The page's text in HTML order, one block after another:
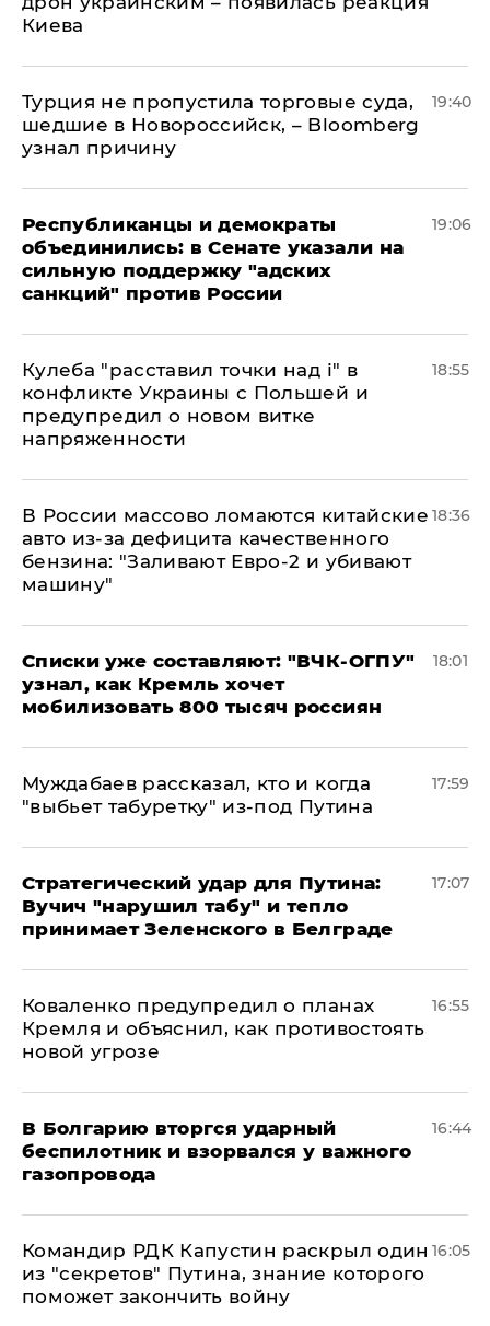
Киева
Турция не пропустила торговые суда,
шедшие в Новороссийск, – Bloomberg
узнал причину
19:40
Республиканцы и демократы
объединились: в Сенате указали на
сильную поддержку "адских
санкций" против России
19:06
Кулеба "расставил точки над і" в
конфликте Украины с Польшей и
предупредил о новом витке
напряженности
18:55
В России массово ломаются китайские
авто из-за дефицита качественного
бензина: "Заливают Евро-2 и убивают
машину"
18:36
Списки уже составляют: "ВЧК-ОГПУ"
узнал, как Кремль хочет
мобилизовать 800 тысяч россиян
18:01
Муждабаев рассказал, кто и когда
"выбьет табуретку" из-под Путина
17:59
Стратегический удар для Путина:
Вучич "нарушил табу" и тепло
принимает Зеленского в Белграде
17:07
Коваленко предупредил о планах
Кремля и объяснил, как противостоять
новой угрозе
16:55
В Болгарию вторгся ударный
беспилотник и взорвался у важного
газопровода
16:44
Командир РДК Капустин раскрыл один
из "секретов" Путина, знание которого
поможет закончить войну
16:05